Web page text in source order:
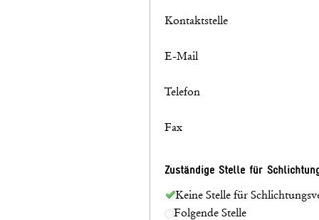
Kontaktstelle
E-Mail
Telefon
Fax
Zuständige Stelle für
Keine Stelle für
Folgende Stelle